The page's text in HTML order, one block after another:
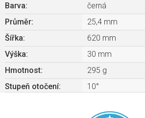
Barva:
černá
Průměr:
25,4 mm
Šířka:
620 mm
Výška:
30 mm
Hmotnost:
295 g
Stupeň otočení: 10°